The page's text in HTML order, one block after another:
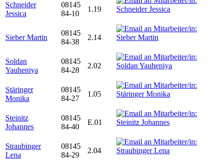
Schneider
Jessica
08145
84-10
1.19
Sieber Martin
08145
84-38
2.14
Soldan
Yauheniya
08145
84-28
2.02
Stäringer
Monika
08145
84-27
1.05
Steinitz
Johannes
08145
84-40
E.01
Straubinger
Lena
08145
84-29
2.04